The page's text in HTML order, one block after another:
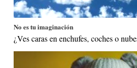
No es tu imaginación
¿Ves caras en enchufes, coches o